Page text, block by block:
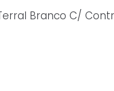
Branco C/